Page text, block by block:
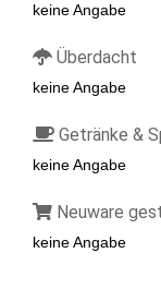
keine Angabe
Überdacht
keine Angabe
Getränke &
keine Angabe
Neuware
keine Angabe